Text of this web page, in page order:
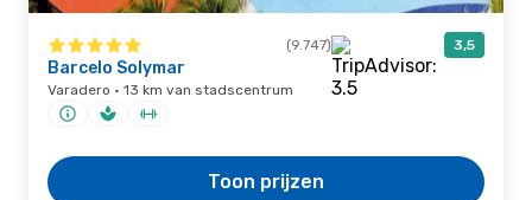
(9.747) 3,5
Barcelo Solymar
Varadero · 13 km van stadscentrum
Toon prijzen